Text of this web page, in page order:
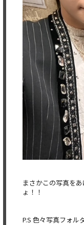
まさかこの写真を
ょ！！
P.S 色々写真フォル